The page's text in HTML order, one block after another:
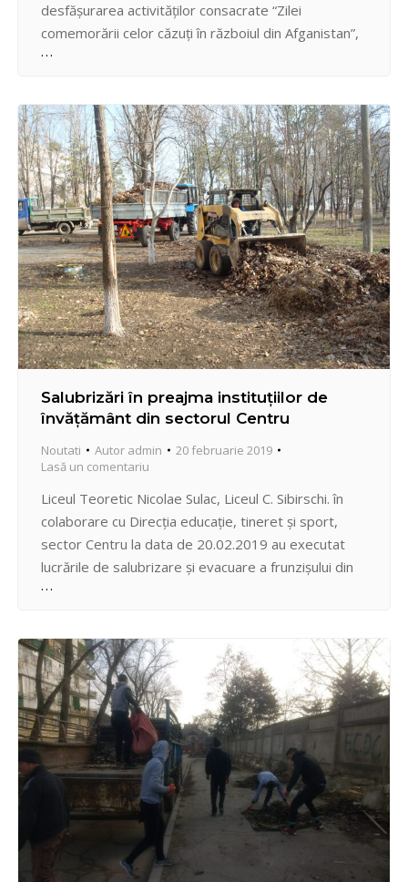
desfășurarea activităților consacrate “Zilei
comemorării celor căzuți în războiul din Afganistan”,
astfel, în sectorul Centru, s-a desfășurat Cupa
Uniunea Veteranilor Războiului din Afganistan al
sectorului Centru și Federația Națională de
Kickboxing Oriental din Republica…
Salubrizări în preajma instituțiilor de
învățământ din sectorul Centru
Noutati Autor admin
20 februarie 2019
Lasă un comentariu
Liceul Teoretic Nicolae Sulac, Liceul C. Sibirschi. în
colaborare cu Direcția educație, tineret și sport,
sector Centru la data de 20.02.2019 au executat
lucrările de salubrizare și evacuare a frunzișului din
zonele adiacente a instituțiilor de învățământ: strada
tehnica specializată a fost oferită de Î.M. Serviciu
Locative…